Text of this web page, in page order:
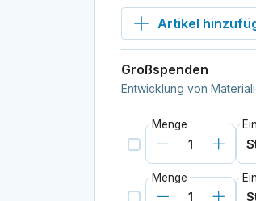
Artikel
Großspenden
Entwicklung von
Menge
Menge